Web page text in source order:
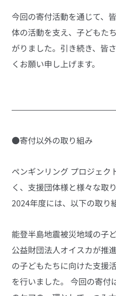
今回の寄付活動を通じて、
体の活動を支え、子どもた
がりました。引き続き、皆
くお願い申し上げます。
●寄付以外の取り組み
ペンギンリング プロジェク
く、支援団体様と様々な取
2024年度には、以下の取り
能登半島地震被災地域の子
公益財団法人オイスカが推
の子どもたちに向けた支援
を行いました。 今回の寄付